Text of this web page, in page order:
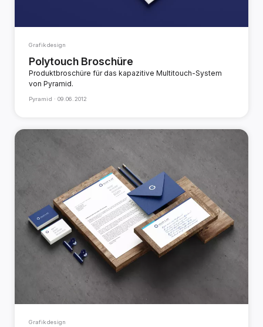
Grafikdesign
Polytouch Broschüre
Produktbroschüre für das kapazitive Multitouch-System
von Pyramid.
Pyramid · 09.06.2012
Grafikdesign